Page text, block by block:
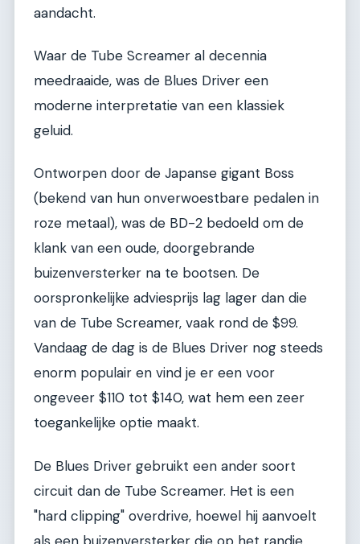
aandacht.
Waar de Tube Screamer al decennia
meedraaide, was de Blues Driver een
moderne interpretatie van een klassiek
geluid.
Ontworpen door de Japanse gigant Boss
(bekend van hun onverwoestbare pedalen in
roze metaal), was de BD-2 bedoeld om de
klank van een oude, doorgebrande
buizenversterker na te bootsen. De
oorspronkelijke adviesprijs lag lager dan die
van de Tube Screamer, vaak rond de $99.
Vandaag de dag is de Blues Driver nog steeds
enorm populair en vind je er een voor
ongeveer $110 tot $140, wat hem een zeer
toegankelijke optie maakt.
De Blues Driver gebruikt een ander soort
circuit dan de Tube Screamer. Het is een
"hard clipping" overdrive, hoewel hij aanvoelt